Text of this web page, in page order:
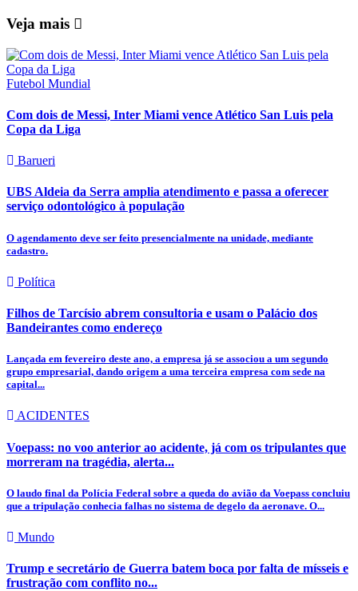
Veja mais
Futebol Mundial
Com dois de Messi, Inter Miami vence Atlético San Luis pela
Copa da Liga
Barueri
UBS Aldeia da Serra amplia atendimento e passa a oferecer
serviço odontológico à população
O agendamento deve ser feito presencialmente na unidade, mediante
cadastro.
Política
Filhos de Tarcísio abrem consultoria e usam o Palácio dos
Bandeirantes como endereço
Lançada em fevereiro deste ano, a empresa já se associou a um segundo
grupo empresarial, dando origem a uma terceira empresa com sede na
capital...
ACIDENTES
Voepass: no voo anterior ao acidente, já com os tripulantes que
morreram na tragédia, alerta...
O laudo final da Polícia Federal sobre a queda do avião da Voepass concluiu
que a tripulação conhecia falhas no sistema de degelo da aeronave. O...
Mundo
Trump e secretário de Guerra batem boca por falta de mísseis e
frustração com conflito no...